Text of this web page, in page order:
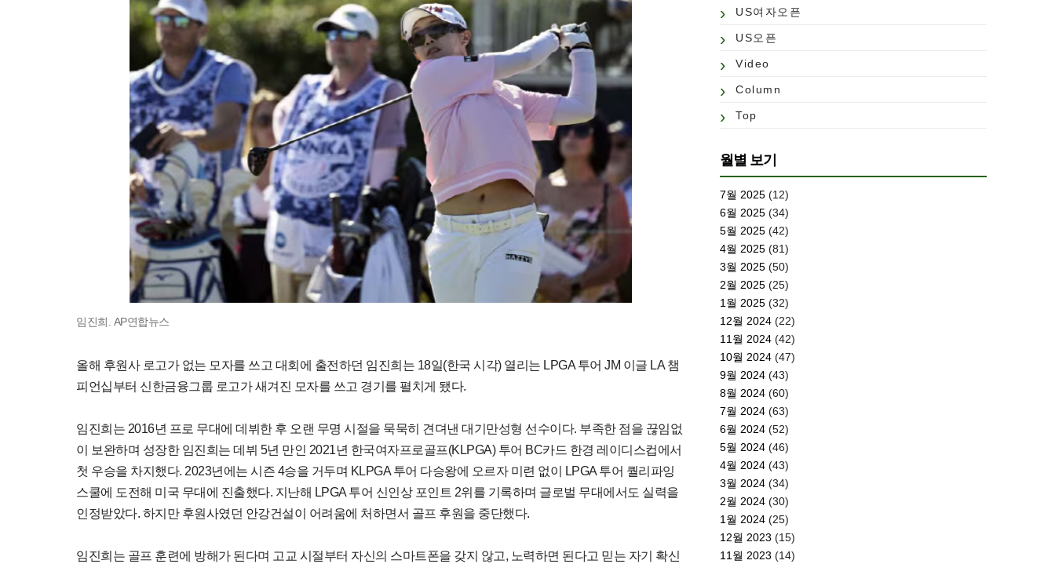
임진희. AP연합뉴스
올해 후원사 로고가 없는 모자를 쓰고 대회에 출전하던 임진희는 18일(한국 시각) 열리는 LPGA 투어 JM 이글 LA 챔
피언십부터 신한금융그룹 로고가 새겨진 모자를 쓰고 경기를 펼치게 됐다.
임진희는 2016년 프로 무대에 데뷔한 후 오랜 무명 시절을 묵묵히 견뎌낸 대기만성형 선수이다. 부족한 점을 끊임없
이 보완하며 성장한 임진희는 데뷔 5년 만인 2021년 한국여자프로골프(KLPGA) 투어 BC카드 한경 레이디스컵에서
첫 우승을 차지했다. 2023년에는 시즌 4승을 거두며 KLPGA 투어 다승왕에 오르자 미련 없이 LPGA 투어 퀄리파잉
스쿨에 도전해 미국 무대에 진출했다. 지난해 LPGA 투어 신인상 포인트 2위를 기록하며 글로벌 무대에서도 실력을
인정받았다. 하지만 후원사였던 안강건설이 어려움에 처하면서 골프 후원을 중단했다.
임진희는 골프 훈련에 방해가 된다며 고교 시절부터 자신의 스마트폰을 갖지 않고, 노력하면 된다고 믿는 자기 확신
US여자오픈
US오픈
Video
Column
Top
월별 보기
7월 2025 (12)
6월 2025 (34)
5월 2025 (42)
4월 2025 (81)
3월 2025 (50)
2월 2025 (25)
1월 2025 (32)
12월 2024 (22)
11월 2024 (42)
10월 2024 (47)
9월 2024 (43)
8월 2024 (60)
7월 2024 (63)
6월 2024 (52)
5월 2024 (46)
4월 2024 (43)
3월 2024 (34)
2월 2024 (30)
1월 2024 (25)
12월 2023 (15)
11월 2023 (14)